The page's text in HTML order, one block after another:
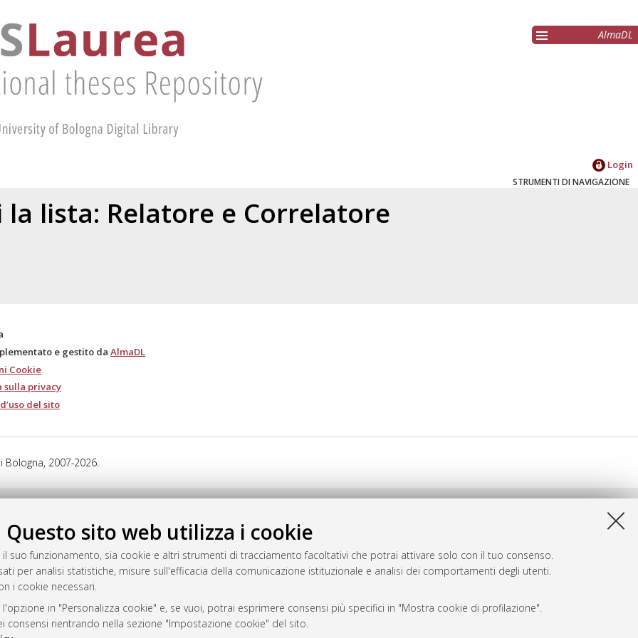
Questo sito web utilizza i cookie
suo funzionamento, sia cookie e altri strumenti di tracciamento facoltativi che potrai attivare solo con il tuo consenso.
per analisi statistiche, misure sull'efficacia della comunicazione istituzionale e analisi dei comportamenti degli utenti.
i cookie necessari.
in "Personalizza cookie" e, se vuoi, potrai esprimere consensi più specifici in "Mostra cookie di profilazione".
rientrando nella sezione "Impostazione cookie" del sito.
AlmaDL
Login
STRUMENTI DI NAVIGAZIONE
la lista: Relatore e Correlatore
e gestito da AlmaDL
Cookie
sulla privacy
del sito
Bologna, 2007-2026.